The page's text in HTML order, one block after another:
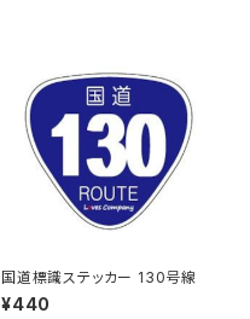
国道標識ステッカー 130号線
¥440